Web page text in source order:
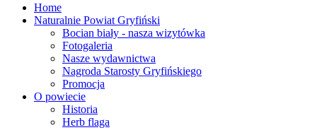
Home
Naturalnie Powiat Gryfiński
Bocian biały - nasza wizytówka
Fotogaleria
Nasze wydawnictwa
Nagroda Starosty Gryfińskiego
Promocja
O powiecie
Historia
Herb flaga